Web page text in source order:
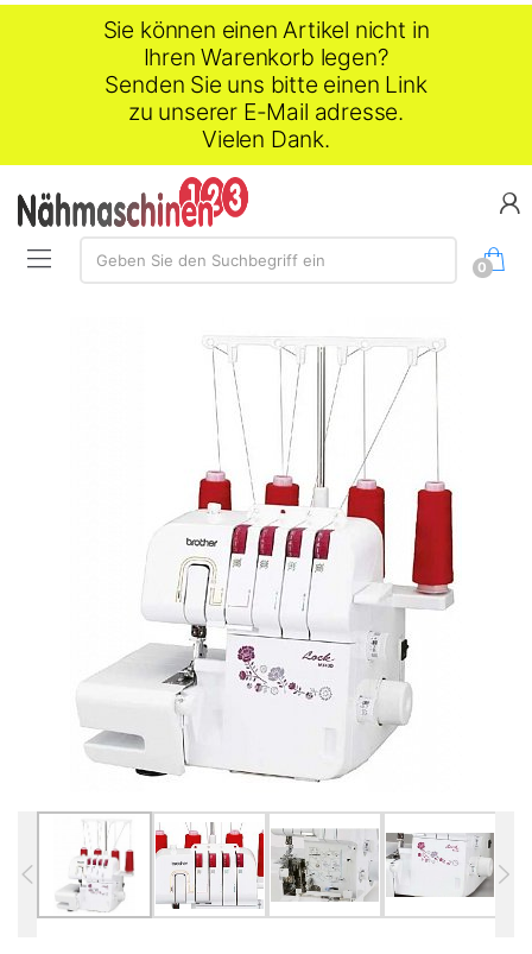
Sie können einen Artikel nicht in
Ihren Warenkorb legen?
Senden Sie uns bitte einen Link
zu unserer E-Mail adresse.
Vielen Dank.
Suche:
Geben Sie den Suchbegriff ein
0